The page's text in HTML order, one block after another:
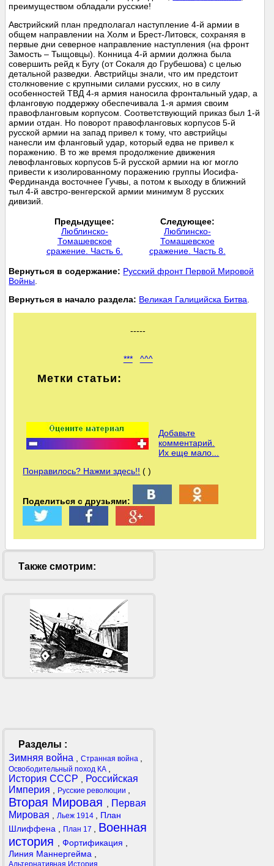
преимуществом обладали русские!
Австрийский план предполагал наступление 4-й армии в
общем направлении на Холм и Брест-Литовск, сохраняя в
первые дни северное направление наступления (на фронт
Замость – Тыщовцы). Конница 4-й армии должна была
совершить рейд к Бугу (от Сокаля до Грубешова) с целью
детальной разведки. Австрийцы знали, что им предстоит
столкновение с крупными силами русских, но в силу
особенностей ТВД 4-я армия наносила фронтальный удар, а
фланговую поддержку обеспечивала 1-я армия своим
правофланговым корпусом. Соответствующий приказ был 1-й
армии отдан. Но поворот правофланговых корпусов 5-й
русской армии на запад привел к тому, что австрийцы
нанесли им фланговый удар, который едва не привел к
поражению. В то же время продолжение движения
левофланговых корпусов 5-й русской армии на юг могло
привести к изолированному поражению группы Иосифа-
Фердинанда восточнее Гучвы, а потом к выходу в ближний
тыл 4-й австро-венгерской армии минимум 8 русских
дивизий.
Предыдущее:
Люблинско-
Томашевское
сражение. Часть 6.
Следующее:
Люблинско-
Томашевское
сражение. Часть 8.
Вернуться в содержание: Русский фронт Первой Мировой
Войны
Вернуться в начало раздела: Великая Галицийска Битва
-----
*** ^^^
Метки статьи:
Добавьте
комментарий.
Их еще мало...
Понравилось? Нажми здесь!! ( )
Поделиться с друзьями:
Также смотрим:
Разделы :
Зимняя война
Странная война
Освободительный поход КА
История СССР
Российская
Империя
Русские революции
Вторая Мировая
Первая
Мировая
Льеж 1914
План
Шлиффена
План 17
Военная
история
Фортификация
Линия Маннергейма
Альтернативная История